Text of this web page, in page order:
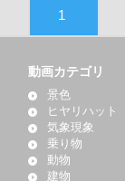
1
動画カテゴリ
景色
ヒヤリハット
気象現象
乗り物
動物
建物